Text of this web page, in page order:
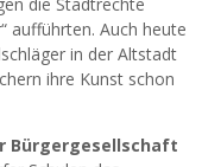
aufführten. Auch heute
in der Altstadt
ihre Kunst schon
Bürgergesellschaft